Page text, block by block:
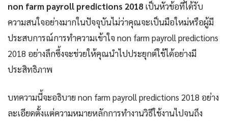
non farm payroll predictions 2018 เป็นหัวข้อที่ได้รับ
ความสนใจอย่างมากในปัจจุบันไม่ว่าคุณจะเป็นมือใหม่หรือผู้มี
ประสบการณ์การทำความเข้าใจ non farm payroll predictions
2018 อย่างลึกซึ้งจะช่วยให้คุณนำไปประยุกต์ใช้ได้อย่างมี
ประสิทธิภาพ
บทความนี้จะอธิบาย non farm payroll predictions 2018 อย่าง
ละเอียดตั้งแต่ความหมายหลักการทำงานวิธีใช้งานไปจนถึง